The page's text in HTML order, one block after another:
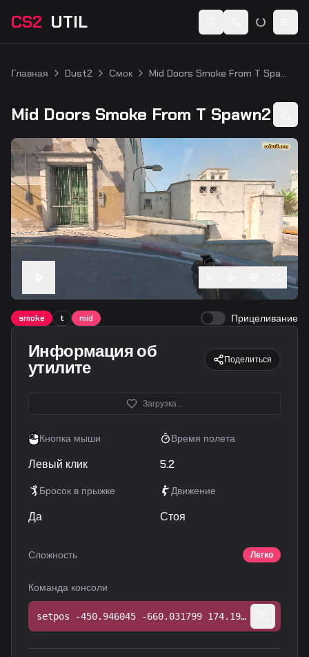
CS2 UTIL Switch language
Главная Dust2 Смок Mid Doors Smoke From T Spawn2
Mid Doors Smoke From T Spawn2
smoke t mid Прицеливание
Информация об
утилите Поделиться
Загрузка...
Кнопка мыши
Левый клик
Время полета
5.2
Бросок в прыжке
Да
Движение
Стоя
Сложность Легко
Команда консоли
setpos -450.946045 -660.031799 174.192963;setang -10.036697 88.912354 0.000000